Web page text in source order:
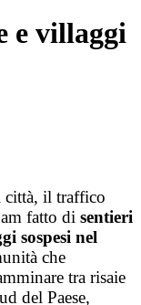
e villaggi
città, il traffico
fatto di sentieri
sospesi nel
che
tra risaie
del Paese,